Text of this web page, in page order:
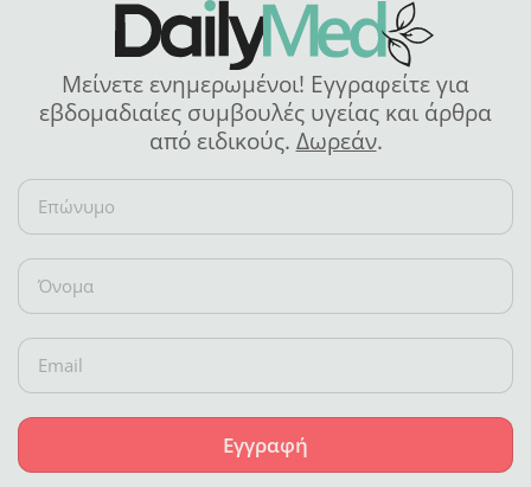
Μείνετε ενημερωμένοι! Εγγραφείτε για
εβδομαδιαίες συμβουλές υγείας και άρθρα
από ειδικούς. Δωρεάν.
Εγγραφή